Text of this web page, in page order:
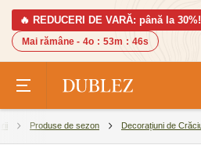
🔥 REDUCERI DE VARĂ: până la 30%!
Mai rămâne - 4o : 53m : 45s
Produse de sezon Decorațiuni de